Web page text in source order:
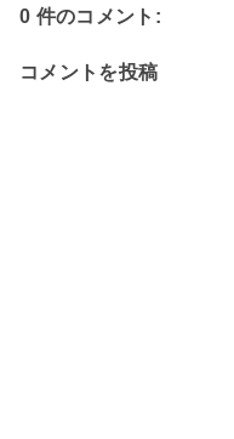
0 件のコメント:
コメントを投稿